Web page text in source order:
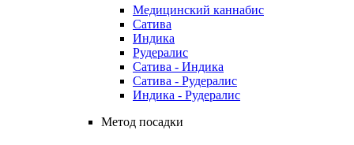
Медицинский каннабис
Сатива
Индика
Рудералис
Сатива - Индика
Сатива - Рудералис
Индика - Рудералис
Метод посадки